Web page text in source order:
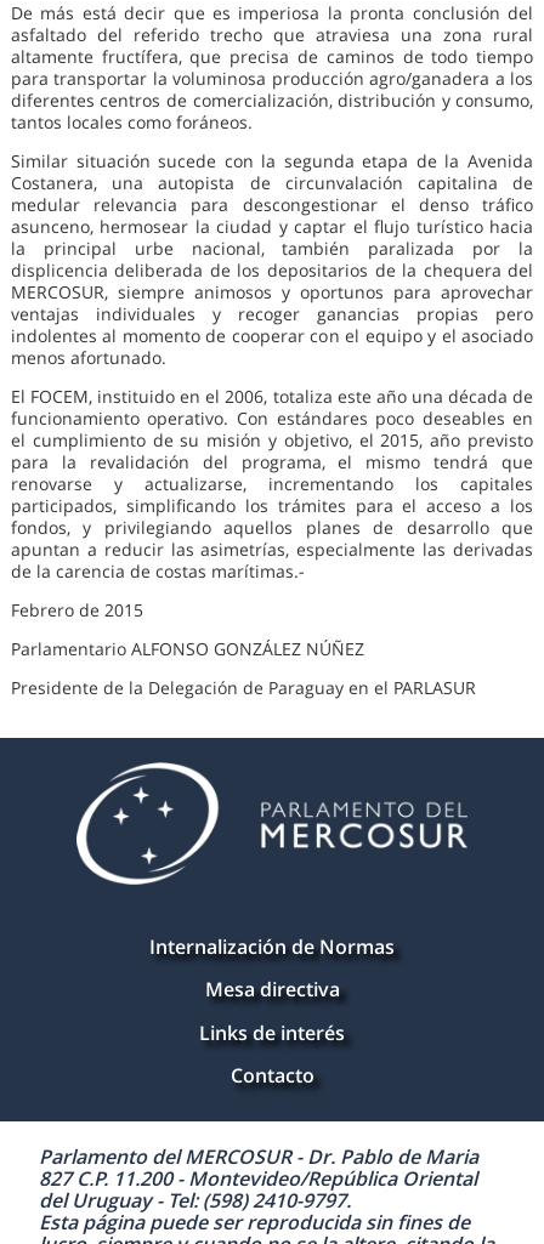
De más está decir que es imperiosa la pronta conclusión del
asfaltado del referido trecho que atraviesa una zona rural
altamente fructífera, que precisa de caminos de todo tiempo
para transportar la voluminosa producción agro/ganadera a los
diferentes centros de comercialización, distribución y consumo,
tantos locales como foráneos.
Similar situación sucede con la segunda etapa de la Avenida
Costanera, una autopista de circunvalación capitalina de
medular relevancia para descongestionar el denso tráfico
asunceno, hermosear la ciudad y captar el flujo turístico hacia
la principal urbe nacional, también paralizada por la
displicencia deliberada de los depositarios de la chequera del
MERCOSUR, siempre animosos y oportunos para aprovechar
ventajas individuales y recoger ganancias propias pero
indolentes al momento de cooperar con el equipo y el asociado
menos afortunado.
El FOCEM, instituido en el 2006, totaliza este año una década de
funcionamiento operativo. Con estándares poco deseables en
el cumplimiento de su misión y objetivo, el 2015, año previsto
para la revalidación del programa, el mismo tendrá que
renovarse y actualizarse, incrementando los capitales
participados, simplificando los trámites para el acceso a los
fondos, y privilegiando aquellos planes de desarrollo que
apuntan a reducir las asimetrías, especialmente las derivadas
de la carencia de costas marítimas.-
Febrero de 2015
Parlamentario ALFONSO GONZÁLEZ NÚÑEZ
Presidente de la Delegación de Paraguay en el PARLASUR
Internalización de Normas
Mesa directiva
Links de interés
Contacto
Parlamento del MERCOSUR - Dr. Pablo de Maria
827 C.P. 11.200 - Montevideo/República Oriental
del Uruguay - Tel: (598) 2410-9797.
Esta página puede ser reproducida sin fines de